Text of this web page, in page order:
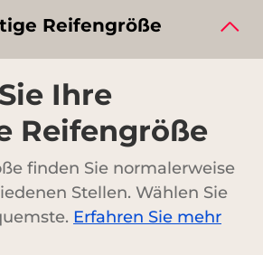
Reifengröße
Ihre
Reifengröße
finden Sie normalerweise
Stellen. Wählen Sie
Erfahren Sie mehr